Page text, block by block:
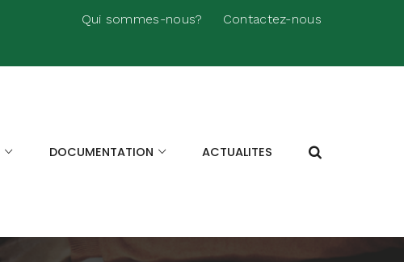
Qui sommes-nous? Contactez-nous
DOCUMENTATION ACTUALITES